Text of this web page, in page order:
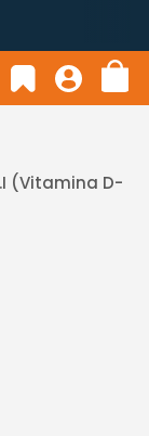
(Vitamina D-